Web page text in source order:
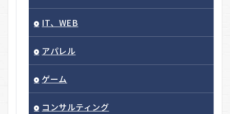
IT、WEB
アパレル
ゲーム
コンサルティング